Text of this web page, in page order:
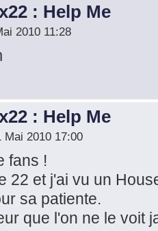
: Help Me
2010 11:28
: Help Me
Mai 2010 17:00
fans !
22 et j'ai vu un
sa patiente.
que l'on ne le voit